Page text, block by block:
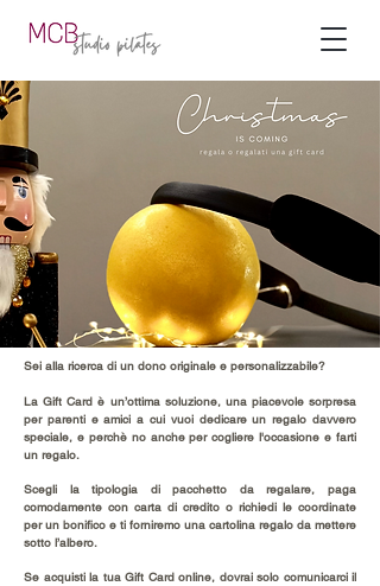
Sei alla ricerca di un dono originale e personalizzabile?
La Gift Card è un’ottima soluzione, una piacevole sorpresa
per parenti e amici a cui vuoi dedicare un regalo davvero
speciale, e perchè no anche per cogliere l'occasione e farti
un regalo.
Scegli la tipologia di pacchetto da regalare, paga
comodamente con carta di credito o richiedi le coordinate
per un bonifico e ti forniremo una cartolina regalo da mettere
sotto l’albero.
Se acquisti la tua Gift Card online, dovrai solo comunicarci il